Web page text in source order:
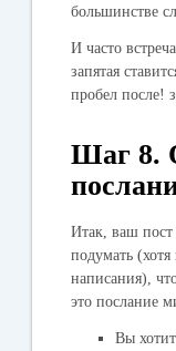
большинстве
И часто
запятая
пробелпосле!
Шаг 8.
Итак, ваш пост
подумать (хотя
написания),
это послание
Вы